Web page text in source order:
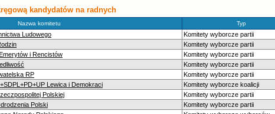
kandydatów na radnych
Nazwa komitetu Typ
Ludowego
Komitety wyborcze partii
Komitety wyborcze partii
i Rencistów
Komitety wyborcze partii
Komitety wyborcze partii
RP
Komitety wyborcze partii
Lewica i Demokraci
Komitety wyborcze koalicji
Polskiej
Komitety wyborcze partii
Polski
Komitety wyborcze partii